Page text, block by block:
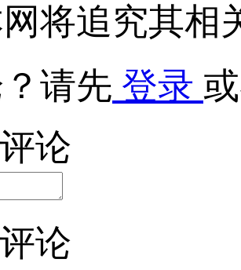
将追究其相
请先 登录
论
论